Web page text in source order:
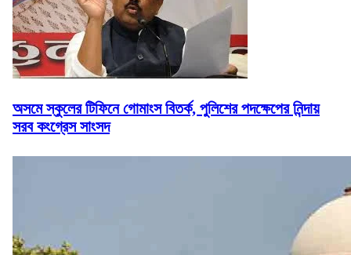
অসমে স্কুলের টিফিনে গোমাংস বিতর্ক, পুলিশের পদক্ষেপের নিন্দায়
সরব কংগ্রেস সাংসদ